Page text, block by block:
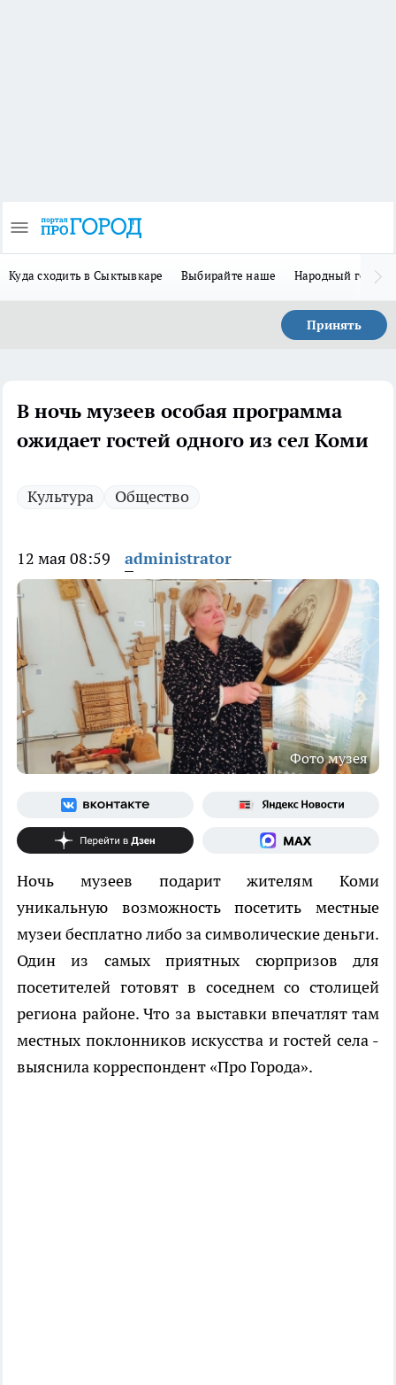
Куда сходить в Сыктывкаре Выбирайте наше Народный герой-
Принять
В ночь музеев особая программа
ожидает гостей одного из сел Коми
Культура Общество
12 мая 08:59 administrator
Фото музея
Ночь музеев подарит жителям Коми
уникальную возможность посетить местные
музеи бесплатно либо за символические деньги.
Один из самых приятных сюрпризов для
посетителей готовят в соседнем со столицей
региона районе. Что за выставки впечатлят там
местных поклонников искусства и гостей села -
выяснила корреспондент «Про Города».